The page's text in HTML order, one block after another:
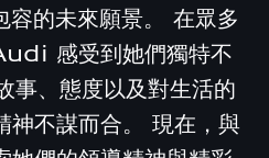
容的未來願景。 在眾多
感受到她們獨特不
事、態度以及對生活的
不謀而合。 現在，與